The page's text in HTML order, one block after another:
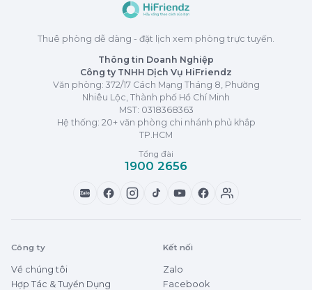
Thuê phòng dễ dàng - đặt lịch xem phòng trực tuyến.
Thông tin Doanh Nghiệp
Công ty TNHH Dịch Vụ HiFriendz
Văn phòng: 372/17 Cách Mạng Tháng 8, Phường
Nhiêu Lộc, Thành phố Hồ Chí Minh
MST: 0318368363
Hệ thống: 20+ văn phòng chi nhánh phủ khắp
TP.HCM
Tổng đài
1900 2656
Zalo
Công ty
Về chúng tôi
Hợp Tác & Tuyển Dụng
Kết nối
Zalo
Facebook